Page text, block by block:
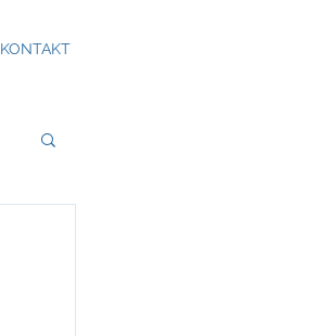
KONTAKT